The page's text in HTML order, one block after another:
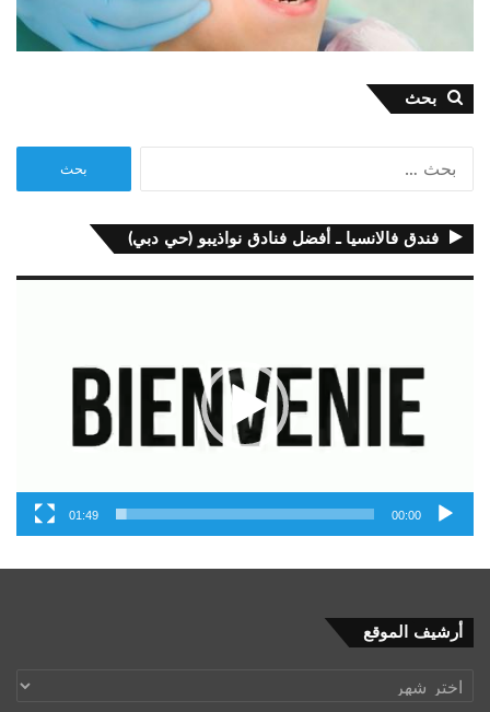
بحث
فندق فالانسيا ـ أفضل فنادق نواذيبو (حي دبي)
00:00
01:49
أرشيف الموقع
أرشيف
الموقع